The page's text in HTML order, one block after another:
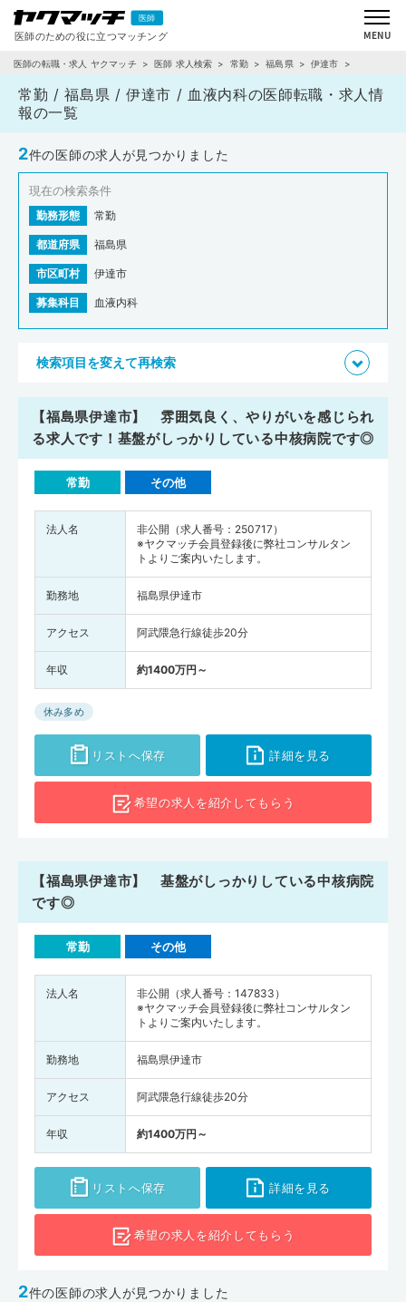
医師の転職・求人 ヤクマッチ 医師 求人検索 常勤 福島県 伊達市
血液内科
常勤 / 福島県 / 伊達市 / 血液内科の医師転職・求人情
報の一覧
2件の医師の求人が見つかりました
現在の検索条件
勤務形態 常勤
都道府県 福島県
市区町村 伊達市
募集科目 血液内科
検索項目を変えて再検索
【福島県伊達市】 雰囲気良く、やりがいを感じられ
る求人です！基盤がしっかりしている中核病院です◎
常勤 その他
法人名
非公開（求人番号：250717）
※ヤクマッチ会員登録後に弊社コンサルタン
トよりご案内いたします。
勤務地 福島県伊達市
アクセス 阿武隈急行線徒歩20分
年収 約1400万円～
休み多め
リストへ保存 詳細を見る
希望の求人を紹介してもらう
【福島県伊達市】 基盤がしっかりしている中核病院
です◎
常勤 その他
法人名
非公開（求人番号：147833）
※ヤクマッチ会員登録後に弊社コンサルタン
トよりご案内いたします。
勤務地 福島県伊達市
アクセス 阿武隈急行線徒歩20分
年収 約1400万円～
リストへ保存 詳細を見る
希望の求人を紹介してもらう
2件の医師の求人が見つかりました